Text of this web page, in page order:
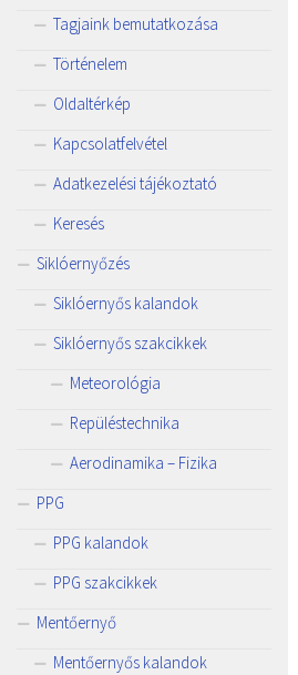
Tagjaink bemutatkozása
Történelem
Oldaltérkép
Kapcsolatfelvétel
Adatkezelési tájékoztató
Keresés
Siklóernyőzés
Siklóernyős kalandok
Siklóernyős szakcikkek
Meteorológia
Repüléstechnika
Aerodinamika – Fizika
PPG
PPG kalandok
PPG szakcikkek
Mentőernyő
Mentőernyős kalandok